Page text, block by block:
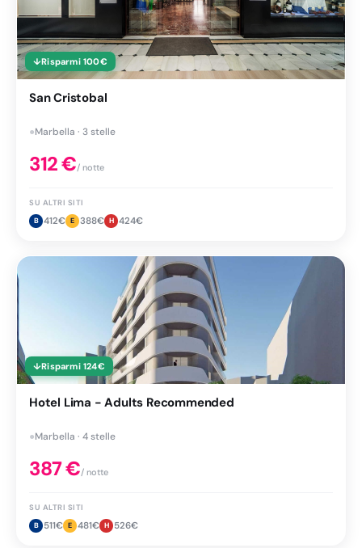
↓Risparmi 100€
San Cristobal
●Marbella · 3 stelle
312€/ notte
SU ALTRI SITI
B 412€ E 388€ H 424€
↓Risparmi 124€
Hotel Lima - Adults Recommended
●Marbella · 4 stelle
387€/ notte
SU ALTRI SITI
B
511€ E 481€ H 526€